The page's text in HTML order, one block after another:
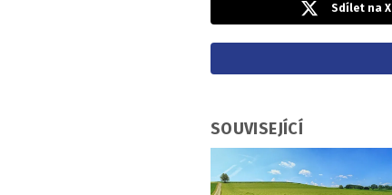
Sdílet na X
SOUVISEJÍCÍ